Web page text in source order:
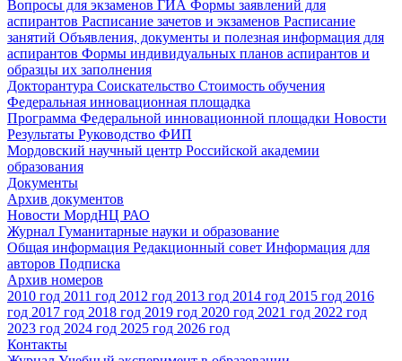
Вопросы для экзаменов ГИА Формы заявлений для
аспирантов Расписание зачетов и экзаменов Расписание
занятий Объявления, документы и полезная информация для
аспирантов Формы индивидуальных планов аспирантов и
образцы их заполнения
Докторантура Соискательство Стоимость обучения
Федеральная инновационная площадка
Программа Федеральной инновационной площадки Новости
Результаты Руководство ФИП
Мордовский научный центр Российской академии
образования
Документы
Архив документов
Новости МордНЦ РАО
Журнал Гуманитарные науки и образование
Общая информация Редакционный совет Информация для
авторов Подписка
Архив номеров
2010 год 2011 год 2012 год 2013 год 2014 год 2015 год 2016
год 2017 год 2018 год 2019 год 2020 год 2021 год 2022 год
2023 год 2024 год 2025 год 2026 год
Контакты